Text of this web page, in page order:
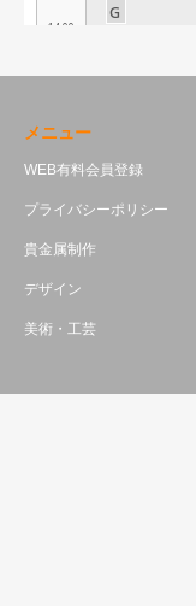
メニュー
WEB有料会員登録
プライバシーポリシー
貴金属制作
デザイン
美術・工芸